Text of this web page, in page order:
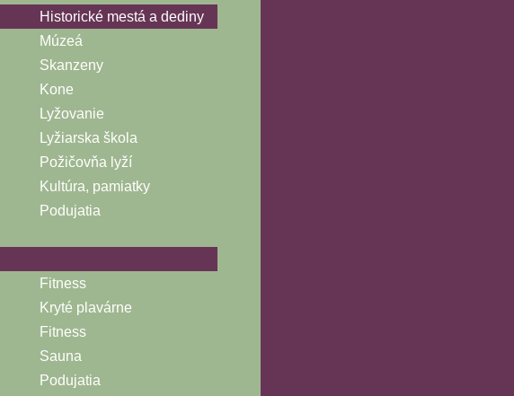
Historické mestá a dediny
Múzeá
Skanzeny
Kone
Lyžovanie
Lyžiarska škola
Požičovňa lyží
Kultúra, pamiatky
Podujatia
Fitness
Kryté plavárne
Fitness
Sauna
Podujatia